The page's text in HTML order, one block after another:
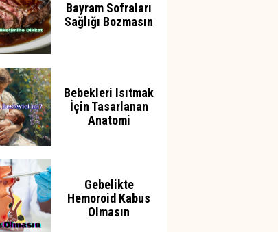
Bayram Sofraları
Sağlığı Bozmasın
Bebekleri Isıtmak
İçin Tasarlanan
Anatomi
Gebelikte
Hemoroid Kabus
Olmasın